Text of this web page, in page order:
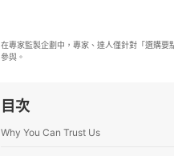
在專家監製企劃中，專家、達人僅針對「選購
參與。
目次
Why You Can Trust Us